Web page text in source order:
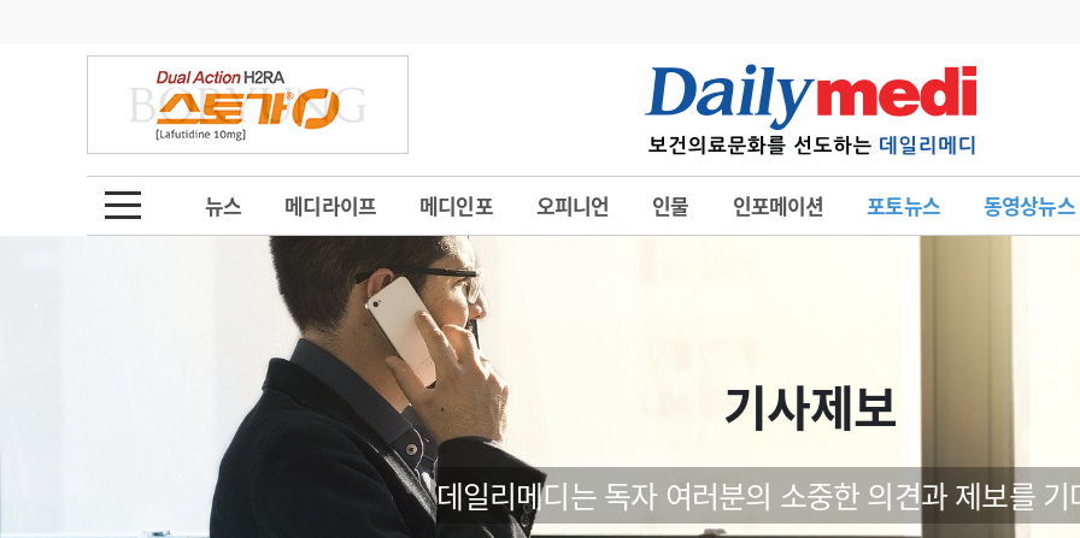
뉴스 메디라이프 메디인포 오피니언 인물 인포메이션 포토뉴스 동영상뉴스
금주의 검색어
1
의사인력 수급 추계
2
성분명 처방
3
AI의료
4
전공의 모집 결과
의사국시 합격률
6
관리급여 실시
의과대학 입시
10 약가인하
메디인포 사고
오피니언 칼럼 수첩
인물 초대석 피플
포토뉴스
지역병원 중소병원
행정처분 판례
학회·연수강좌 학회/연수강좌 행사
기사제보
데일리메디는 독자 여러분의 소중한 의견과 제보를 기